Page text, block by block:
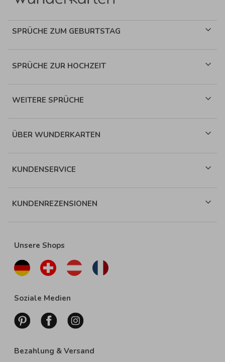
SPRÜCHE ZUM GEBURTSTAG
SPRÜCHE ZUR HOCHZEIT
WEITERE SPRÜCHE
ÜBER WUNDERKARTEN
KUNDENSERVICE
KUNDENREZENSIONEN
Unsere Shops
Soziale Medien
Bezahlung & Versand